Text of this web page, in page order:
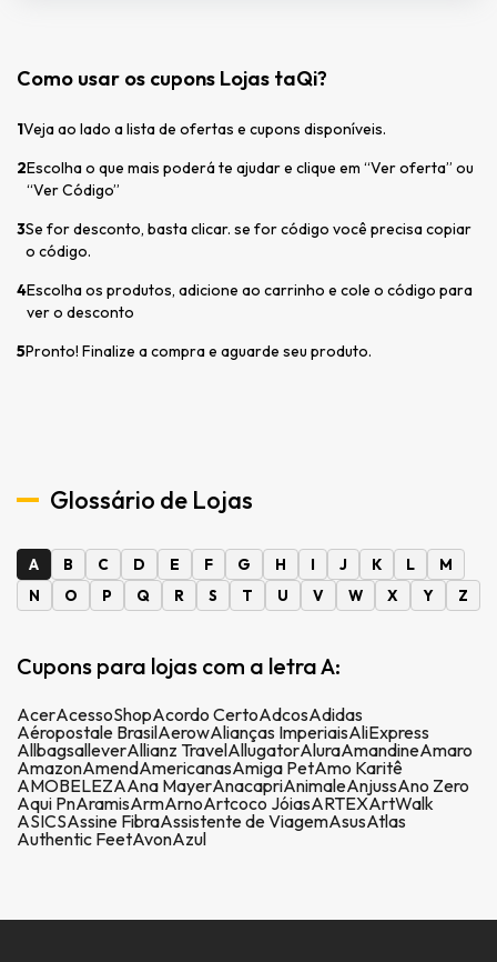
Como usar os cupons Lojas taQi?
1Veja ao lado a lista de ofertas e cupons disponíveis.
2Escolha o que mais poderá te ajudar e clique em “Ver oferta” ou
“Ver Código”
3Se for desconto, basta clicar. se for código você precisa copiar
o código.
4Escolha os produtos, adicione ao carrinho e cole o código para
ver o desconto
5Pronto! Finalize a compra e aguarde seu produto.
Glossário de Lojas
A B C D E F G H I J K L
M
N
O P Q R S T U V W X Y Z
Cupons para lojas com a letra A:
AcerAcessoShopAcordo CertoAdcosAdidas
Aéropostale BrasilAerowAlianças ImperiaisAliExpress
AllbagsalleverAllianz TravelAllugatorAluraAmandineAmaro
AmazonAmendAmericanasAmiga PetAmo Karitê
AMOBELEZAAna MayerAnacapriAnimaleAnjussAno Zero
Aqui PnAramisArmArnoArtcoco JóiasARTEXArtWalk
ASICSAssine FibraAssistente de ViagemAsusAtlas
Authentic FeetAvonAzul